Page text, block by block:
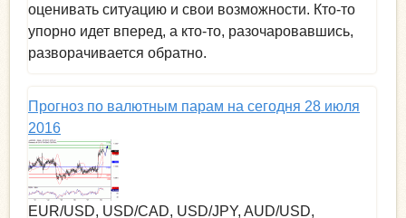
оценивать ситуацию и свои возможности. Кто-то
упорно идет вперед, а кто-то, разочаровавшись,
разворачивается обратно.
Прогноз по валютным парам на сегодня 28 июля
2016
EUR/USD, USD/CAD, USD/JPY, AUD/USD,